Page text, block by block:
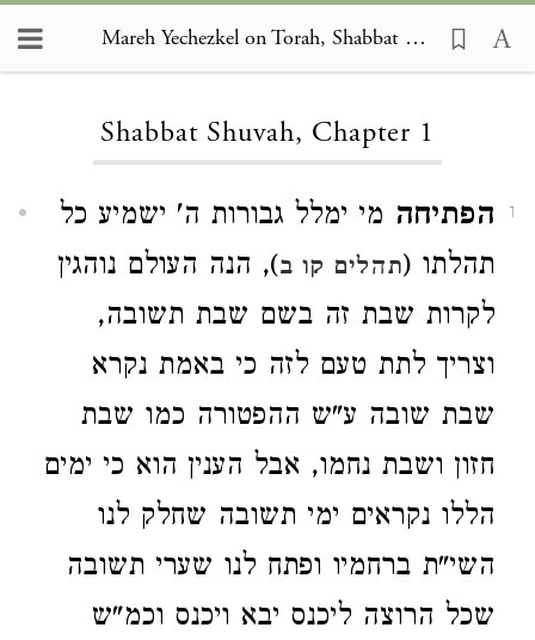
Mareh Yechezkel on Torah, Shabbat Shuvah 1
Shabbat Shuvah, Chapter 1
1 הפתיחה מי ימלל גבורות ה' ישמיע כל
תהלתו (תהלים קו ב), הנה העולם נוהגין
לקרות שבת זה בשם שבת תשובה,
וצריך לתת טעם לזה כי באמת נקרא
שבת שובה ע"ש ההפטורה כמו שבת
חזון ושבת נחמו, אבל הענין הוא כי ימים
הללו נקראים ימי תשובה שחלק לנו
השי"ת ברחמיו ופתח לנו שערי תשובה
שכל הרוצה ליכנס יבא ויכנס וכמ"ש